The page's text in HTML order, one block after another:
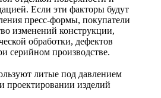
Если эти факторы будут
пресс-формы, покупатели
изменений конструкции,
обработки, дефектов
серийном производстве.
литые под давлением
проектировании изделий